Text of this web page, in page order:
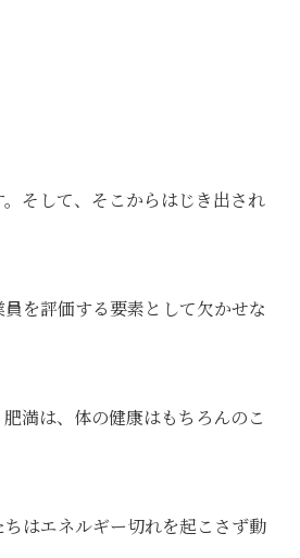
そして、そこからはじき出され
を評価する要素として欠かせな
満は、体の健康はもちろんのこ
はエネルギー切れを起こさず動